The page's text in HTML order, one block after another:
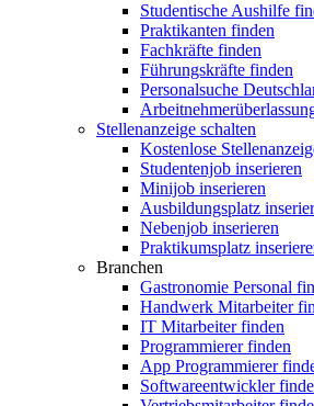
Studentische Aushilfe
Praktikanten finden
Fachkräfte finden
Führungskräfte finden
Personalsuche
Stellenanzeige schalten
Kostenlose
Studentenjob inserieren
Minijob inserieren
Ausbildungsplatz
Nebenjob inserieren
Praktikumsplatz
Branchen
Gastronomie Personal
Handwerk Mitarbeiter
IT Mitarbeiter finden
Programmierer finden
App Programmierer
Softwareentwickler